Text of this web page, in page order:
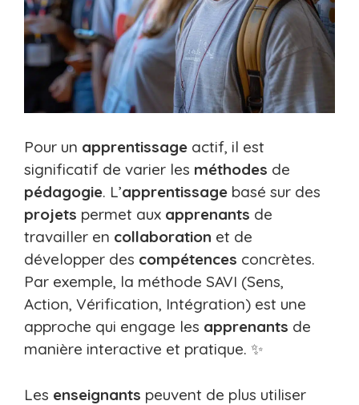
Pour un apprentissage actif, il est
significatif de varier les méthodes de
pédagogie. L’apprentissage basé sur des
projets permet aux apprenants de
travailler en collaboration et de
développer des compétences concrètes.
Par exemple, la méthode SAVI (Sens,
Action, Vérification, Intégration) est une
approche qui engage les apprenants de
manière interactive et pratique. ✨
Les enseignants peuvent de plus utiliser